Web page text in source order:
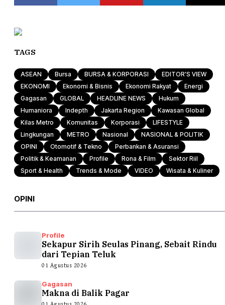
TAGS
ASEAN Bursa BURSA & KORPORASI
EDITOR'S VIEW
EKONOMI
Ekonomi & Bisnis Ekonomi Rakyat
Energi
Gagasan
GLOBAL HEADLINE NEWS
Hukum
Humaniora
Indepth Jakarta Region
Kawasan Global
Kilas Metro
Komunitas Korporasi
LIFESTYLE
Lingkungan
METRO Nasional
NASIONAL & POLITIK
OPINI
Otomotif & Tekno
Perbankan & Asuransi
Politik & Keamanan
Profile Rona & Film
Sektor Riil
Sport & Health
Trends & Mode VIDEO Wisata & Kuliner
OPINI
Profile
Sekapur Sirih Seulas Pinang, Sebait Rindu
dari Tepian Teluk
01 Agustus 2026
Gagasan
Makna di Balik Pagar